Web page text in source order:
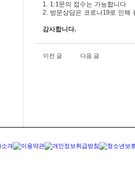
1. 1:1문의 접수는 가능합니다
2. 방문상담은 코로나19로 인해
감사합니다.
이전 글 다음 글